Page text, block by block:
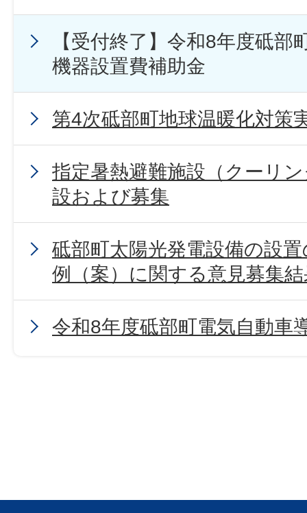
【受付終了】令和8年度砥
機器設置費補助金
第4次砥部町地球温暖化対策
指定暑熱避難施設（クーリ
設および募集
砥部町太陽光発電設備の設
例（案）に関する意見募集
令和8年度砥部町電気自動車